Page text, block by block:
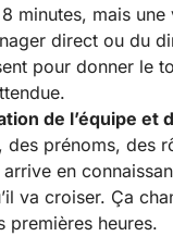
minutes, mais une
direct ou du
pour donner le
de l’équipe et
des prénoms, des
en
va croiser. Ça
premières heures.